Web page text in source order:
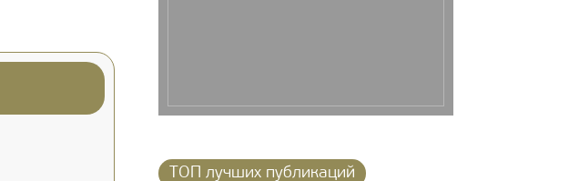
ТОП лучших публикаций